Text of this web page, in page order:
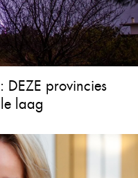
DEZE provincies
laag